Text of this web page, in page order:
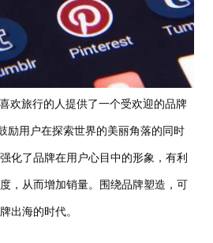
欢旅行的人提供了一个受欢迎的品牌
励用户在探索世界的美丽角落的同时
化了品牌在用户心目中的形象，有利
，从而增加销量。围绕品牌塑造，可
出海的时代。